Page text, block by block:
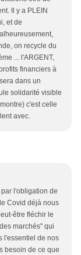
Il y a PLEIN
et de
on recycle du
... l'ARGENT,
financiers à
dans un
solidarité visible
c'est celle
avec.
l'obligation de
Covid déjà nous
être fléchir le
marchés" qui
l'essentiel de nos
besoin de ce que